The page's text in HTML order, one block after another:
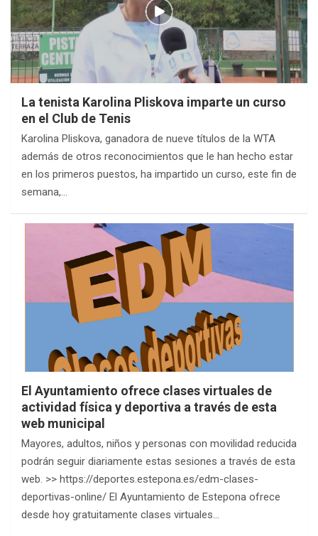
La tenista Karolina Pliskova imparte un curso
en el Club de Tenis
Karolina Pliskova, ganadora de nueve títulos de la WTA
además de otros reconocimientos que le han hecho estar
en los primeros puestos, ha impartido un curso, este fin de
semana,…
El Ayuntamiento ofrece clases virtuales de
actividad física y deportiva a través de esta
web municipal
Mayores, adultos, niños y personas con movilidad reducida
podrán seguir diariamente estas sesiones a través de esta
web. >> https://deportes.estepona.es/edm-clases-
deportivas-online/ El Ayuntamiento de Estepona ofrece
desde hoy gratuitamente clases virtuales…